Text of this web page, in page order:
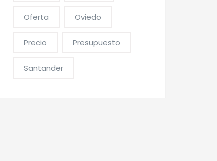
Oferta Oviedo
Precio Presupuesto
Santander